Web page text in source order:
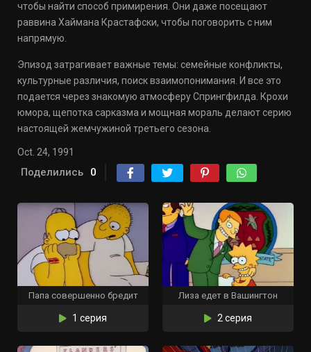
чтобы найти способ примирения. Они даже посещают
раввина Хаймана Крастафски, чтобы поговорить с ним
напрямую.
Эпизод затрагивает важные темы: семейные конфликты,
культурные различия, поиск взаимопонимания. И все это
подается через знакомую атмосферу Спрингфилда. Крохи
юмора, щепотка сарказма и мощная мораль делают серию
настоящей жемчужиной третьего сезона.
Oct. 24, 1991
Поделились 0
Папа совершенно бредит
1 серия
Лиза едет в Вашингтон
2 серия